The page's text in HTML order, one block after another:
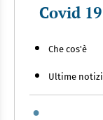
Covid 19
Che cos'è
Ultime